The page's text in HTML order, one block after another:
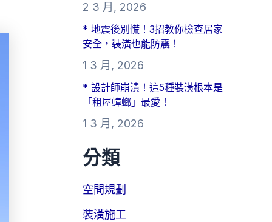
2 3 月, 2026
* 地震後別慌！3招教你檢查居家
安全，裝潢也能防震！
1 3 月, 2026
* 設計師崩潰！這5種裝潢根本是
「租屋蟑螂」最愛！
1 3 月, 2026
分類
空間規劃
裝潢施工